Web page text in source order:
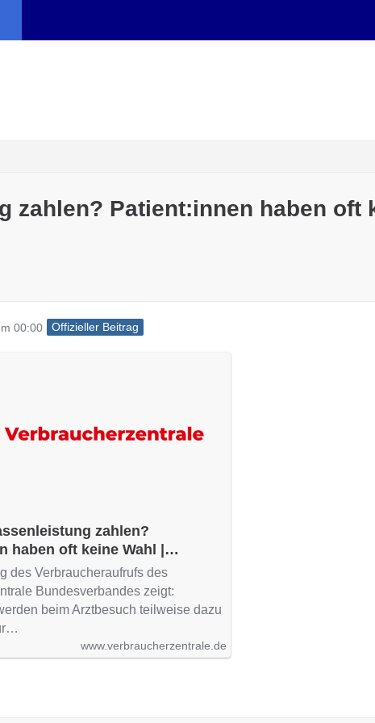
zahlen? Patient:innen haben oft
00:00 Offizieller Beitrag
zahlen?
haben oft keine Wahl |
des Verbraucheraufrufs des
Bundesverbandes zeigt:
beim Arztbesuch teilweise dazu
www.verbraucherzentrale.de